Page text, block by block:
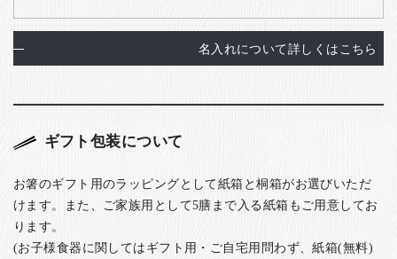
名入れについて詳しくはこちら
ギフト包装について
お箸のギフト用のラッピングとして紙箱と桐箱がお選びいただ
けます。また、ご家族用として5膳まで入る紙箱もご用意してお
ります。
(お子様食器に関してはギフト用・ご自宅用問わず、紙箱(無料)